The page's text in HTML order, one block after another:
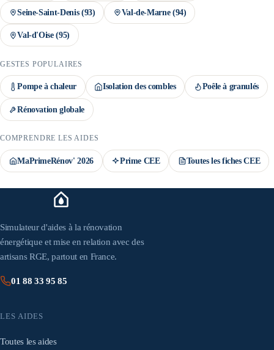
Seine-Saint-Denis(93) Val-de-Marne(94)
Val-d'Oise(95)
GESTES POPULAIRES
Pompe à chaleur Isolation des combles Poêle à granulés
Rénovation globale
COMPRENDRE LES AIDES
MaPrimeRénov' 2026 Prime CEE Toutes les fiches CEE
Simulateur d'aides à la rénovation
énergétique et mise en relation avec des
artisans RGE, partout en France.
01 88 33 95 85
LES AIDES
Toutes les aides